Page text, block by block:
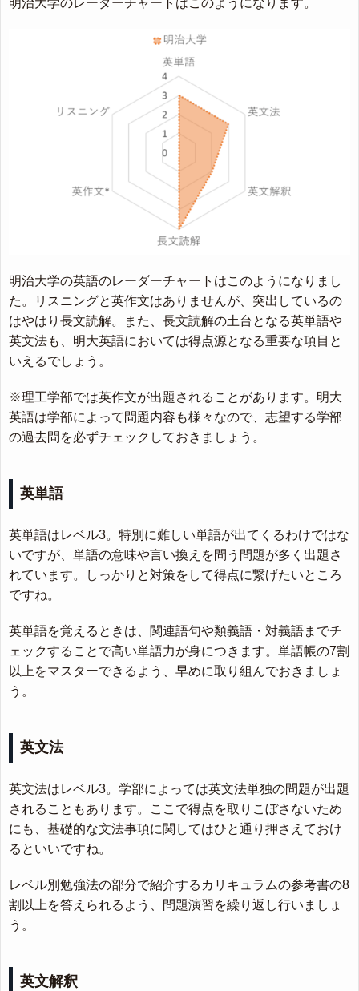
明治大学のレーダーチャートはこのようになります。
明治大学の英語のレーダーチャートはこのようになりまし
た。リスニングと英作文はありませんが、突出しているの
はやはり長文読解。また、長文読解の土台となる英単語や
英文法も、明大英語においては得点源となる重要な項目と
いえるでしょう。
※理工学部では英作文が出題されることがあります。明大
英語は学部によって問題内容も様々なので、志望する学部
の過去問を必ずチェックしておきましょう。
英単語
英単語はレベル3。特別に難しい単語が出てくるわけではな
いですが、単語の意味や言い換えを問う問題が多く出題さ
れています。しっかりと対策をして得点に繋げたいところ
ですね。
英単語を覚えるときは、関連語句や類義語・対義語までチ
ェックすることで高い単語力が身につきます。単語帳の7割
以上をマスターできるよう、早めに取り組んでおきましょ
う。
英文法
英文法はレベル3。学部によっては英文法単独の問題が出題
されることもあります。ここで得点を取りこぼさないため
にも、基礎的な文法事項に関してはひと通り押さえておけ
るといいですね。
レベル別勉強法の部分で紹介するカリキュラムの参考書の8
割以上を答えられるよう、問題演習を繰り返し行いましょ
う。
英文解釈